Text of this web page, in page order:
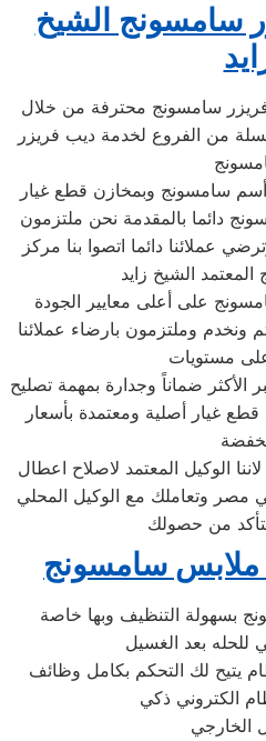
سامسونج الشيخ
سامسونج محترفة من خلال
من الفروع لخدمة ديب فريزر
سامسونج وبمخازن قطع غيار
دائما بالمقدمة نحن ملتزمون
عملائنا دائما اتصوا بنا مركز
الشيخ زايد
على أعلى معايير الجودة
وملتزمون بارضاء عملائنا
مستويات
الأكثر ضماناً وجدارة بمهمة تصليح
قطع غيار أصلية ومعتمدة بأسعار
الوكيل المعتمد لاصلاح اعطال
مصر وتعاملك مع الوكيل المحلي
من حصولك
ملابس سامسونج
بسهولة التنظيف وبها خاصة
يتيح لك التحكم بكامل وظائف
الخارجي